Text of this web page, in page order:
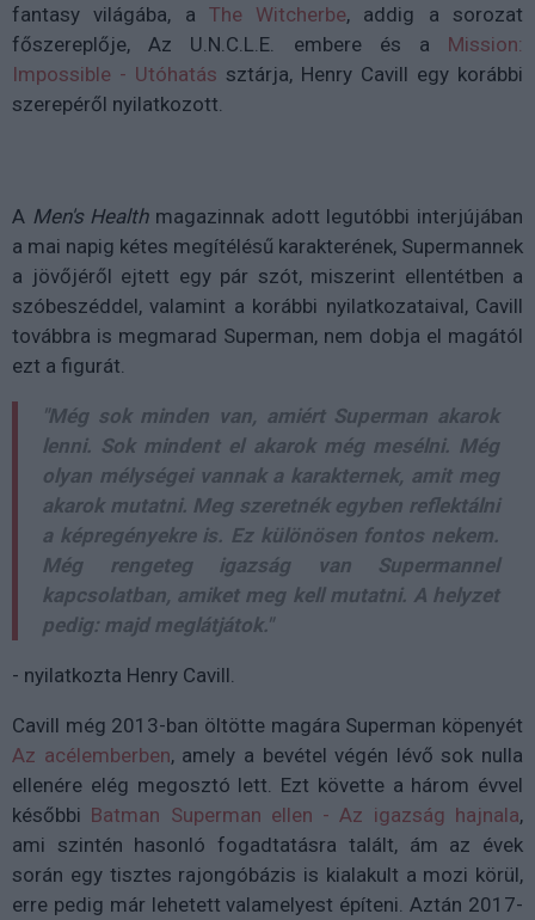
fantasy világába, a The Witcherbe, addig a sorozat
főszereplője, Az U.N.C.L.E. embere és a Mission:
Impossible - Utóhatás sztárja, Henry Cavill egy korábbi
szerepéről nyilatkozott.
A Men's Healthmagazinnak adott legutóbbi interjújában
a mai napig kétes megítélésű karakterének, Supermannek
a jövőjéről ejtett egy pár szót, miszerint ellentétben a
szóbeszéddel, valamint a korábbi nyilatkozataival, Cavill
továbbra is megmarad Superman, nem dobja el magától
ezt a figurát.
"Még sok minden van, amiért Superman akarok
lenni. Sok mindent el akarok még mesélni. Még
olyan mélységei vannak a karakternek, amit meg
akarok mutatni. Meg szeretnék egyben reflektálni
a képregényekre is. Ez különösen fontos nekem.
Még rengeteg igazság van Supermannel
kapcsolatban, amiket meg kell mutatni. A helyzet
pedig: majd meglátjátok."
- nyilatkozta Henry Cavill.
Cavill még 2013-ban öltötte magára Superman köpenyét
Az acélemberben, amely a bevétel végén lévő sok nulla
ellenére elég megosztó lett. Ezt követte a három évvel
későbbi Batman Superman ellen - Az igazság hajnala,
ami szintén hasonló fogadtatásra talált, ám az évek
során egy tisztes rajongóbázis is kialakult a mozi körül,
erre pedig már lehetett valamelyest építeni. Aztán 2017-